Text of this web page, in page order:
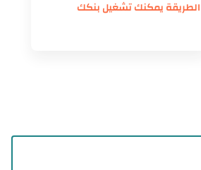
الطريقة يمكنك تشغيل بنكك